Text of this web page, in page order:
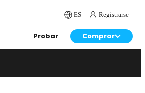
ES Registrarse
Probar Comprar